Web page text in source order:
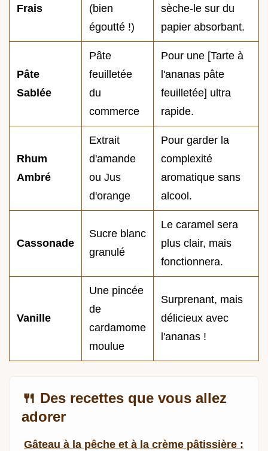
Frais
(bien
égoutté !)
sèche-le sur du
papier absorbant.
Pâte
Sablée
Pâte
feuilletée
du
commerce
Pour une [Tarte à
l'ananas pâte
feuilletée] ultra
rapide.
Rhum
Ambré
Extrait
d'amande
ou Jus
d'orange
Pour garder la
complexité
aromatique sans
alcool.
Cassonade
Sucre blanc
granulé
Le caramel sera
plus clair, mais
fonctionnera.
Vanille
Une pincée
de
cardamome
moulue
Surprenant, mais
délicieux avec
l'ananas !
🍴 Des recettes que vous allez
adorer
Gâteau à la pêche et à la crème pâtissière :